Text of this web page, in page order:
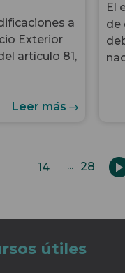
a
Exterior
artículo 81,
Leer más
El
de
14 ... 28
útiles